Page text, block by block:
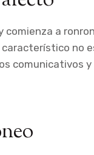
comienza a
no
comunicativos